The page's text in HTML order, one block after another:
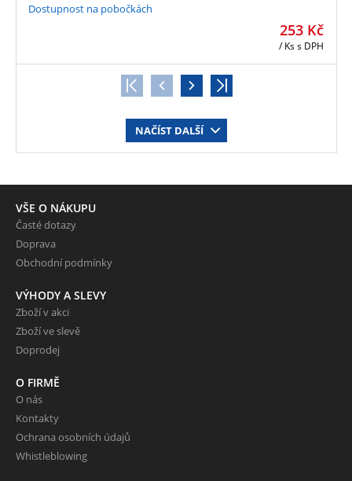
253 Kč
/ Kss DPH
Dostupnost na pobočkách
NAČÍST DALŠÍ
VŠE O NÁKUPU
Časté dotazy
Doprava
Obchodní podmínky
VÝHODY A SLEVY
Zboží v akci
Zboží ve slevě
Doprodej
O FIRMĚ
O nás
Kontakty
Ochrana osobních údajů
Whistleblowing